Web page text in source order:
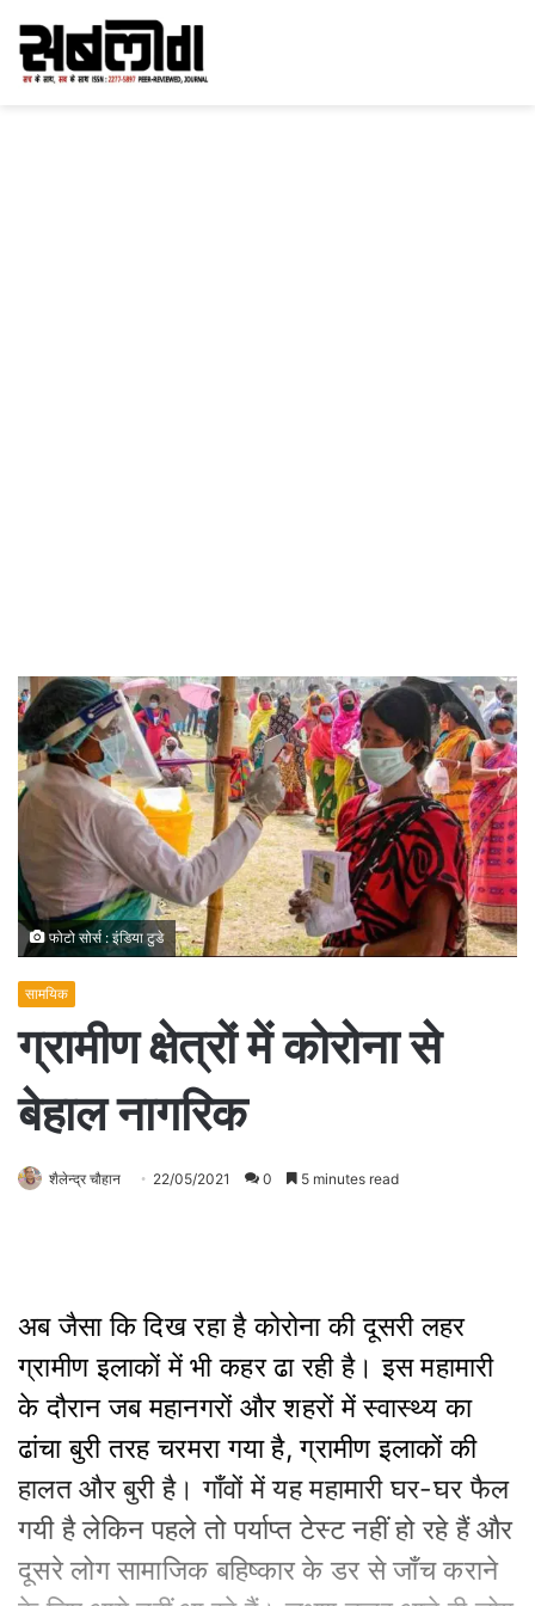
फोटो सोर्स : इंडिया टुडे
सामयिक
ग्रामीण क्षेत्रों में कोरोना से
बेहाल नागरिक
शैलेन्द्र चौहान 22/05/2021 0 5 minutes read
अब जैसा कि दिख रहा है कोरोना की दूसरी लहर
ग्रामीण इलाकों में भी कहर ढा रही है। इस महामारी
के दौरान जब महानगरों और शहरों में स्वास्थ्य का
ढांचा बुरी तरह चरमरा गया है, ग्रामीण इलाकों की
हालत और बुरी है। गाँवों में यह महामारी घर-घर फैल
गयी है लेकिन पहले तो पर्याप्त टेस्ट नहीं हो रहे हैं और
दूसरे लोग सामाजिक बहिष्कार के डर से जाँच कराने